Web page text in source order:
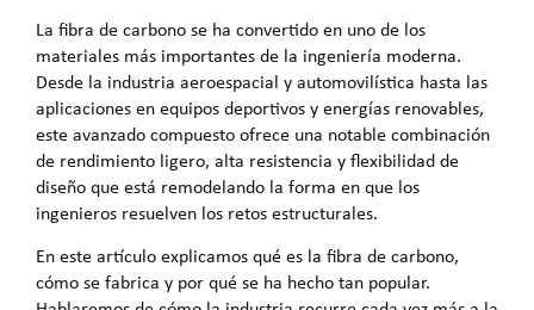
La fibra de carbono se ha convertido en uno de los
materiales más importantes de la ingeniería moderna.
Desde la industria aeroespacial y automovilística hasta las
aplicaciones en equipos deportivos y energías renovables,
este avanzado compuesto ofrece una notable combinación
de rendimiento ligero, alta resistencia y flexibilidad de
diseño que está remodelando la forma en que los
ingenieros resuelven los retos estructurales.
En este artículo explicamos qué es la fibra de carbono,
cómo se fabrica y por qué se ha hecho tan popular.